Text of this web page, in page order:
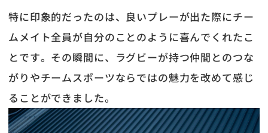
特に印象的だったのは、良いプレーが出た際にチー
ムメイト全員が自分のことのように喜んでくれたこ
とです。その瞬間に、ラグビーが持つ仲間とのつな
がりやチームスポーツならではの魅力を改めて感じ
ることができました。